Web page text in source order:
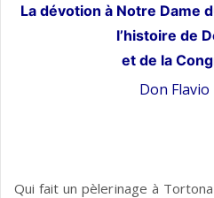
La dévotion à Notre Dame
l’histoire de
et de la
Don Flavio
Qui fait un pèlerinage à